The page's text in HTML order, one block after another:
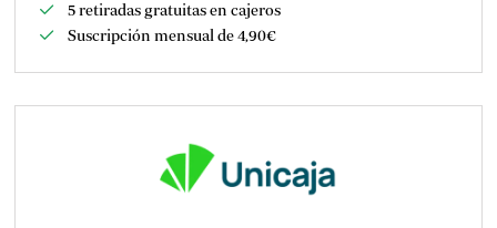
5 retiradas gratuitas en cajeros
Suscripción mensual de 4,90€